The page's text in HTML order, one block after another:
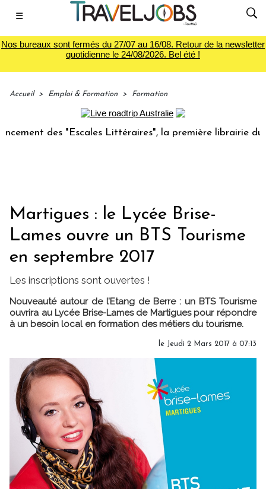
☰
Nos bureaux sont fermés du 27/07 au 16/08. Retour de la newsletter
quotidienne le 24/08/2026. Bel été !
Accueil > Emploi & Formation > Formation
des "Escales Littéraires", la première librairie du voyage
Martigues : le Lycée Brise-
Lames ouvre un BTS Tourisme
en septembre 2017
Les inscriptions sont ouvertes !
Nouveauté autour de l’Etang de Berre : un BTS Tourisme
ouvrira au Lycée Brise-Lames de Martigues pour répondre
à un besoin local en formation des métiers du tourisme.
le Jeudi 2 Mars 2017 à 07:13